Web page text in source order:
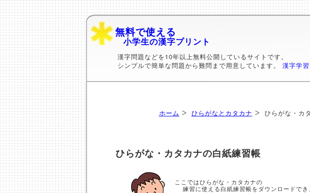
無料で使える
小学生の漢字プリント
漢字問題などを10年以上無料公開しているサイトです。
シンプルで簡単な問題から難問まで用意しています。
漢字学
ホーム ひらがなとカタカナ ひらがな・カ
ひらがな・カタカナの白紙練習帳
ここではひらがな・カタカナの
練習に使える白紙練習帳をダウンロードでき